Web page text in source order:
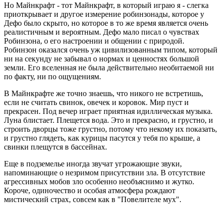
Но Майнкрафт - тот Майнкрафт, в который играю я - слегка
приоткрывает и другое измерение робинзонады, которое у
Дефо было скрыто, но которое в то же время является очень
реалистичным и вероятным. Дефо мало писал о чувствах
Робинзона, о его настроении и общении с природой.
Робинзон оказался очень уж цивилизованным типом, который
ни на секунду не забывал о нормах и ценностях большой
земли. Его вселенная не была действительно необитаемой ни
по факту, ни по ощущениям.
В Майнкрафте же точно знаешь, что никого не встретишь,
если не считать свинок, овечек и коровок. Мир пуст и
прекрасен. Под вечер играет приятная идиллическая музыка.
Луна блистает. Плещется вода. Это и прекрасно, и грустно, и
строить дворцы тоже грустно, потому что некому их показать,
и грустно глядеть, как курицы пасутся у тебя по крыше, а
свинки плещутся в бассейнах.
Еще в подземелье иногда звучат угрожающие звуки,
напоминающие о незримом присутствии зла. В отсутствие
агрессивных мобов зло особенно необъяснимо и жутко.
Короче, одиночество и особая атмосфера рождают
мистический страх, совсем как в "Повелителе мух".